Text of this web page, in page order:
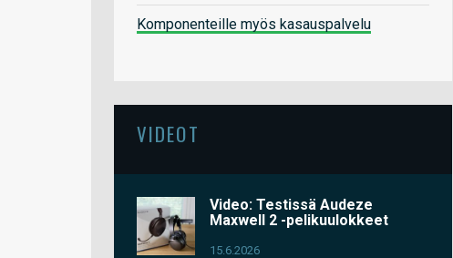
Komponenteille myös kasauspalvelu
VIDEOT
Video: Testissä Audeze
Maxwell 2 -pelikuulokkeet
15.6.2026